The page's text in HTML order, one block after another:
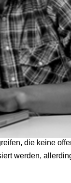
die keine
werden,